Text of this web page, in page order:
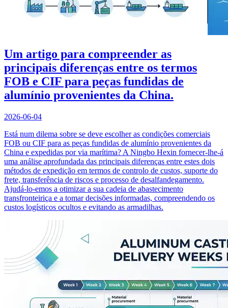
Um artigo para compreender as
principais diferenças entre os termos
FOB e CIF para peças fundidas de
alumínio provenientes da China.
2026-06-04
Está num dilema sobre se deve escolher as condições comerciais
FOB ou CIF para as peças fundidas de alumínio provenientes da
China e expedidas por via marítima? A Ningbo Hexin fornecer-lhe-á
uma análise aprofundada das principais diferenças entre estes dois
métodos de expedição em termos de controlo de custos, suporte do
frete, transferência de riscos e processo de desalfandegamento.
Ajudá-lo-emos a otimizar a sua cadeia de abastecimento
transfronteiriça e a tomar decisões informadas, compreendendo os
custos logísticos ocultos e evitando as armadilhas.